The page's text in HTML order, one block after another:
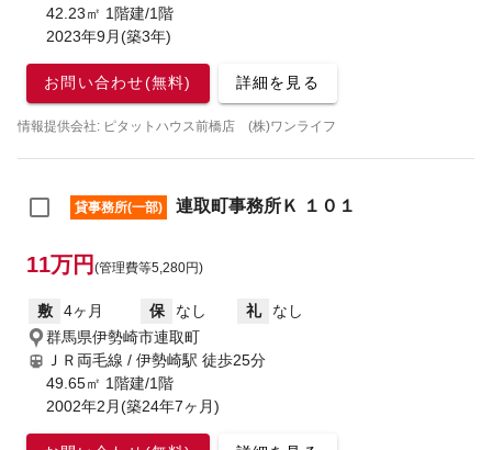
42.23㎡ 1階建/1階
2023年9月(築3年)
お問い合わせ(無料) 詳細を見る
情報提供会社: ピタットハウス前橋店 (株)ワンライフ
貸事務所(一部) 連取町事務所Ｋ １０１
11万円 (管理費等5,280円)
敷 4ヶ月 保 なし 礼
なし
群馬県伊勢崎市連取町
ＪＲ両毛線 / 伊勢崎駅 徒歩25分
49.65㎡ 1階建/1階
2002年2月(築24年7ヶ月)